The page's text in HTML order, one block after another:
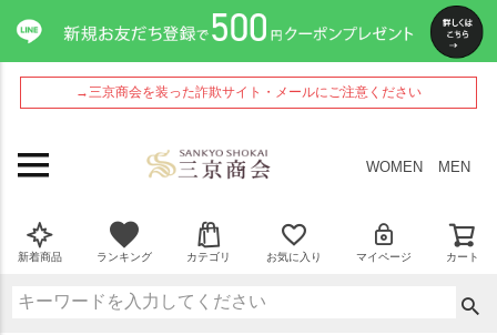
→三京商会を装った詐欺サイト・メールにご注意ください
WOMEN MEN
新着商品 ランキング カテゴリ お気に入り マイページ カート
ペー
ジト
ップ
へ